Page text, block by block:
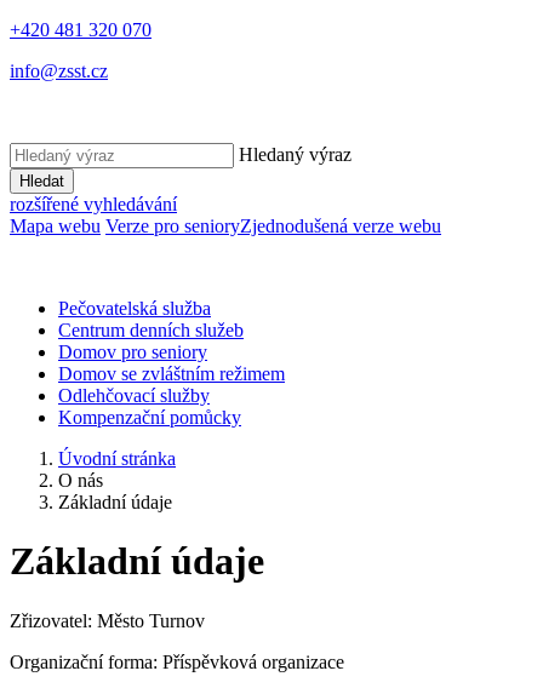
+420 481 320 070
info@zsst.cz
Hledaný výraz
Hledat
rozšířené vyhledávání
Mapa webu Verze pro senioryZjednodušená verze webu
Pečovatelská služba
Centrum denních služeb
Domov pro seniory
Domov se zvláštním režimem
Odlehčovací služby
Kompenzační pomůcky
Úvodní stránka
O nás
Základní údaje
Základní údaje
Zřizovatel: Město Turnov
Organizační forma: Příspěvková organizace